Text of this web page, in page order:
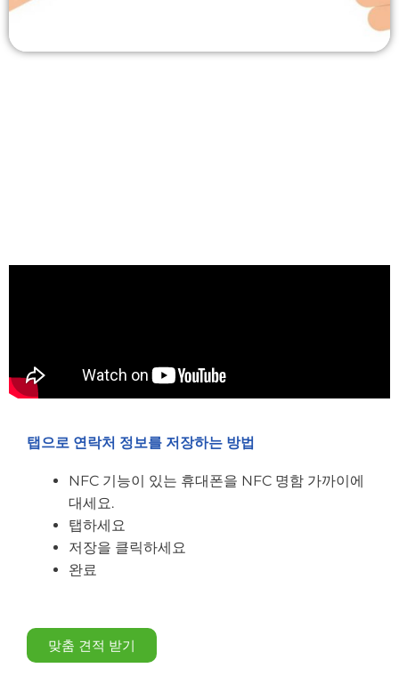
탭으로 연락처 정보를 저장하는 방법
NFC 기능이 있는 휴대폰을 NFC 명함 가까이에
대세요.
탭하세요
저장을 클릭하세요
완료
맞춤 견적 받기